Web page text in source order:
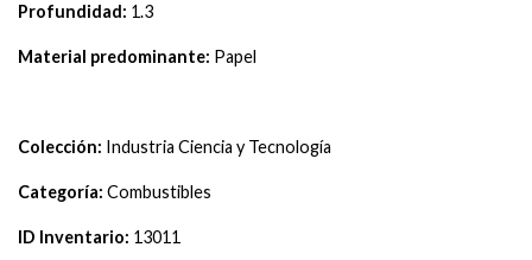
Profundidad: 1.3
Material predominante: Papel
Colección: Industria Ciencia y Tecnología
Categoría: Combustibles
ID Inventario: 13011